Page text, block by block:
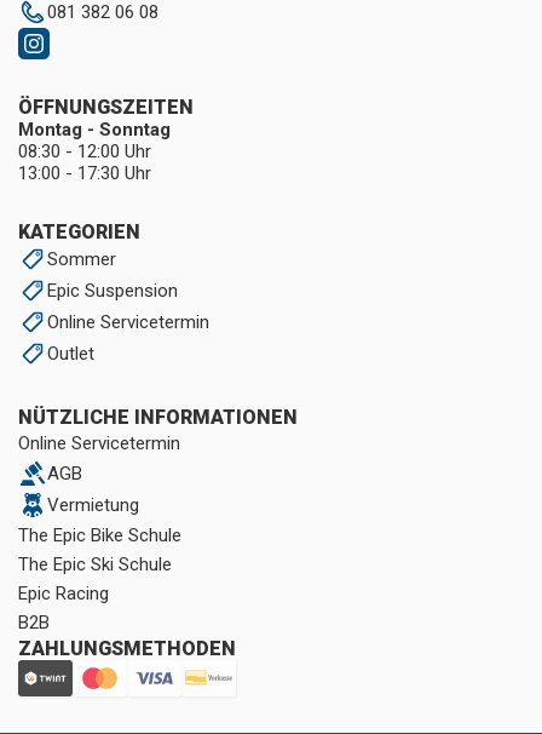
081 382 06 08
KATEGORIEN
Sommer
Epic Suspension
Online Servicetermin
Outlet
NÜTZLICHE INFORMATIONEN
Online Servicetermin
AGB
Vermietung
The Epic Bike Schule
The Epic Ski Schule
Epic Racing
B2B
ZAHLUNGSMETHODEN
ÖFFNUNGSZEITEN
Montag - Sonntag
08:30 - 12:00 Uhr
13:00 - 17:30 Uhr